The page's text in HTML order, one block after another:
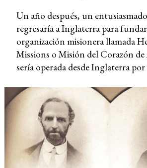
Un año después, un
regresaría a Inglaterra para
organización misionera llamada
Missions o Misión del Corazón
sería operada desde Inglaterra